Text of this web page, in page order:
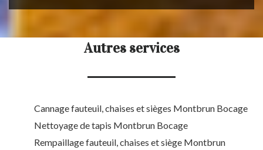
Autres services
Cannage fauteuil, chaises et sièges Montbrun Bocage
Nettoyage de tapis Montbrun Bocage
Rempaillage fauteuil, chaises et siège Montbrun